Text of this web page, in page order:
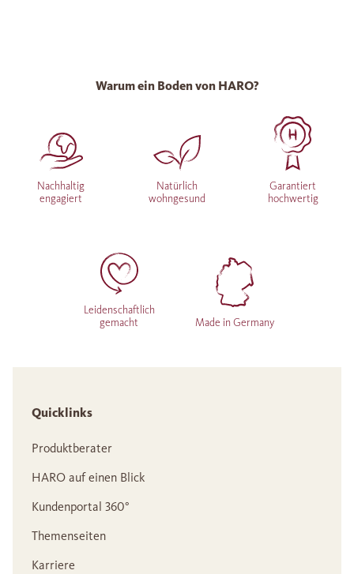
Warum ein Boden von HARO?
Nachhaltig
engagiert
Natürlich
wohngesund
Garantiert
hochwertig
Leidenschaftlich
gemacht
Made in Germany
Quicklinks
Produktberater
HARO auf einen Blick
Kundenportal 360°
Themenseiten
Karriere